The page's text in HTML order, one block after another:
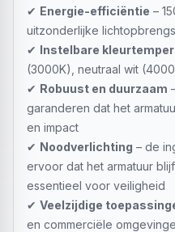
✔ Energie-efficiëntie –
uitzonderlijke
✔ Instelbare
(3000K), neutraal wit
✔ Robuust en duurzaam
garanderen dat het
en impact
✔ Noodverlichting – de
ervoor dat het armatuur
essentieel voor veiligheid
✔ Veelzijdige
en commerciële